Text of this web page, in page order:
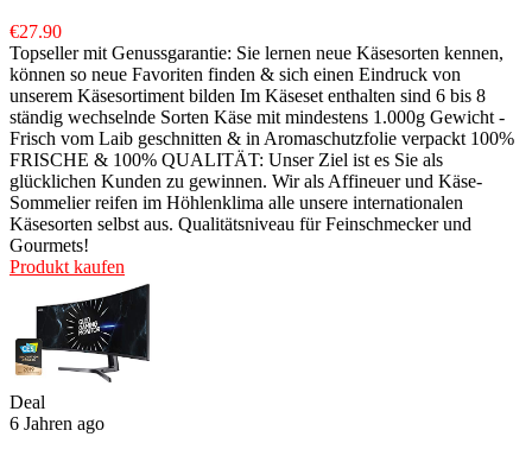
€27.90
Topseller mit Genussgarantie: Sie lernen neue Käsesorten kennen,
können so neue Favoriten finden & sich einen Eindruck von
unserem Käsesortiment bilden Im Käseset enthalten sind 6 bis 8
ständig wechselnde Sorten Käse mit mindestens 1.000g Gewicht -
Frisch vom Laib geschnitten & in Aromaschutzfolie verpackt 100%
FRISCHE & 100% QUALITÄT: Unser Ziel ist es Sie als
glücklichen Kunden zu gewinnen. Wir als Affineuer und Käse-
Sommelier reifen im Höhlenklima alle unsere internationalen
Käsesorten selbst aus. Qualitätsniveau für Feinschmecker und
Gourmets!
Produkt kaufen
Deal
6 Jahren ago